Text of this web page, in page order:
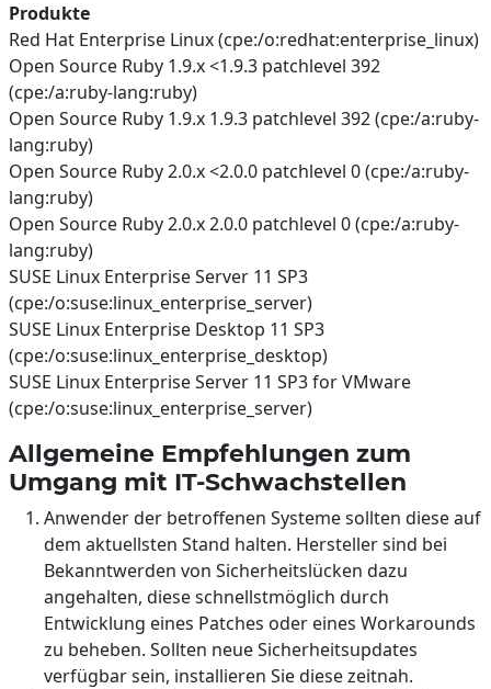
Produkte
Red Hat Enterprise Linux (cpe:/o:redhat:enterprise_linux)
Open Source Ruby 1.9.x <1.9.3 patchlevel 392
(cpe:/a:ruby-lang:ruby)
Open Source Ruby 1.9.x 1.9.3 patchlevel 392 (cpe:/a:ruby-
lang:ruby)
Open Source Ruby 2.0.x <2.0.0 patchlevel 0 (cpe:/a:ruby-
lang:ruby)
Open Source Ruby 2.0.x 2.0.0 patchlevel 0 (cpe:/a:ruby-
lang:ruby)
SUSE Linux Enterprise Server 11 SP3
(cpe:/o:suse:linux_enterprise_server)
SUSE Linux Enterprise Desktop 11 SP3
(cpe:/o:suse:linux_enterprise_desktop)
SUSE Linux Enterprise Server 11 SP3 for VMware
(cpe:/o:suse:linux_enterprise_server)
Allgemeine Empfehlungen zum
Umgang mit IT-Schwachstellen
Anwender der betroffenen Systeme sollten diese auf
dem aktuellsten Stand halten. Hersteller sind bei
Bekanntwerden von Sicherheitslücken dazu
angehalten, diese schnellstmöglich durch
Entwicklung eines Patches oder eines Workarounds
zu beheben. Sollten neue Sicherheitsupdates
verfügbar sein, installieren Sie diese zeitnah.